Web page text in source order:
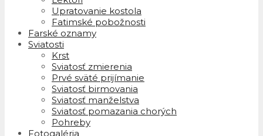
Upratovanie kostola
Fatimské pobožnosti
Farské oznamy
Sviatosti
Krst
Sviatosť zmierenia
Prvé sväté prijímanie
Sviatosť birmovania
Sviatosť manželstva
Sviatosť pomazania chorých
Pohreby
Fotogaléria